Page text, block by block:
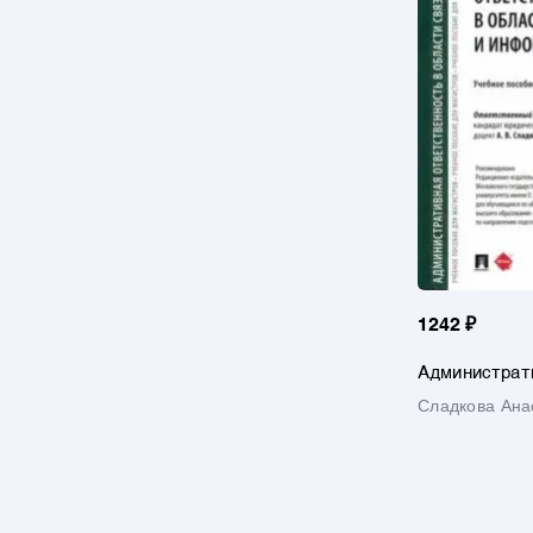
1242 ₽
связи и
Сладкова